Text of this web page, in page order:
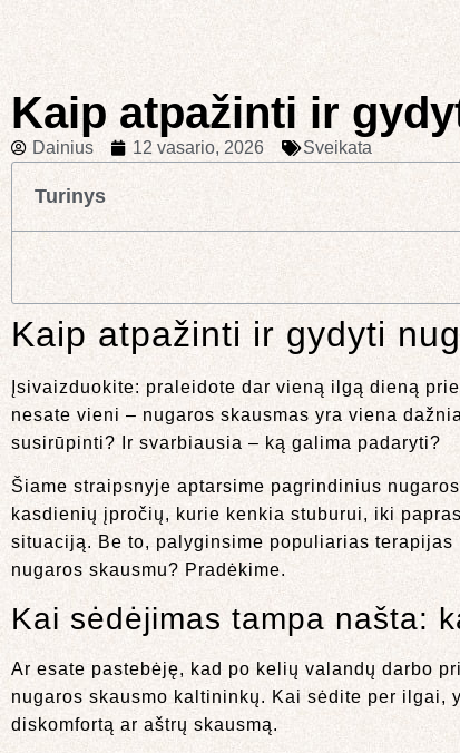
Kaip atpažinti ir
Dainius 12 vasario, 2026 Sveikata
Turinys
Kaip atpažinti ir gydyti
Įsivaizduokite: praleidote dar vieną ilgą dieną
nesate vieni – nugaros skausmas yra viena
susirūpinti? Ir svarbiausia – ką galima padaryti?
Šiame straipsnyje aptarsime pagrindinius
kasdienių įpročių, kurie kenkia stuburui, iki
situaciją. Be to, palyginsime populiarias
nugaros skausmu? Pradėkime.
Kai sėdėjimas tampa našta:
Ar esate pastebėję, kad po kelių valandų darbo
nugaros skausmo kaltininkų. Kai sėdite per ilgai,
diskomfortą ar aštrų skausmą.